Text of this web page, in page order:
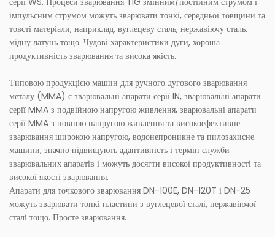
імпульсним струмом можуть зварювати тонкі, середньої товщини та
товсті матеріали, наприклад, вуглецеву сталь, нержавіючу сталь,
мідну латунь тощо. Чудові характеристики дуги, хороша
продуктивність зварювання та висока якість.
Типовою продукцією машин для ручного дугового зварювання
металу (MMA) є зварювальні апарати серії IN, зварювальні апарати
серії MMA з подвійною напругою живлення, зварювальні апарати
серії MMA з повною напругою живлення та високоефективне
зварювання широкою напругою, водонепроникне та пилозахисне.
машини, значно підвищують адаптивність і термін служби
зварювальних апаратів і можуть досягти високої продуктивності та
високої якості зварювання.
Апарати для точкового зварювання DN-100E, DN-120T і DN-25
можуть зварювати тонкі пластини з вуглецевої сталі, нержавіючої
сталі тощо. Просте зварювання.